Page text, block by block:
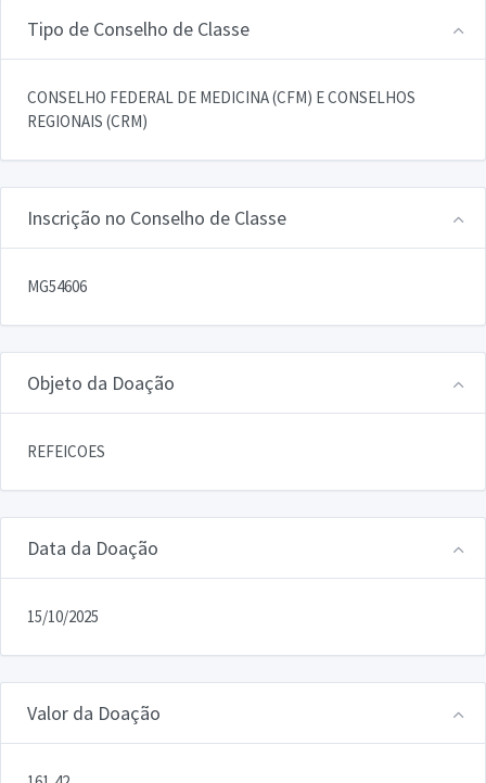
Tipo de Conselho de Classe
CONSELHO FEDERAL DE MEDICINA (CFM) E CONSELHOS
REGIONAIS (CRM)
Inscrição no Conselho de Classe
MG54606
Objeto da Doação
REFEICOES
Data da Doação
15/10/2025
Valor da Doação